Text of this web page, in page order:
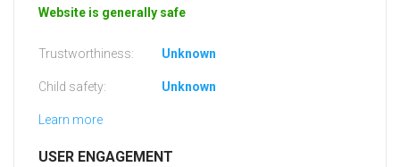
Website is generally safe
Trustworthiness: Unknown
Child safety: Unknown
Learn more
USER ENGAGEMENT